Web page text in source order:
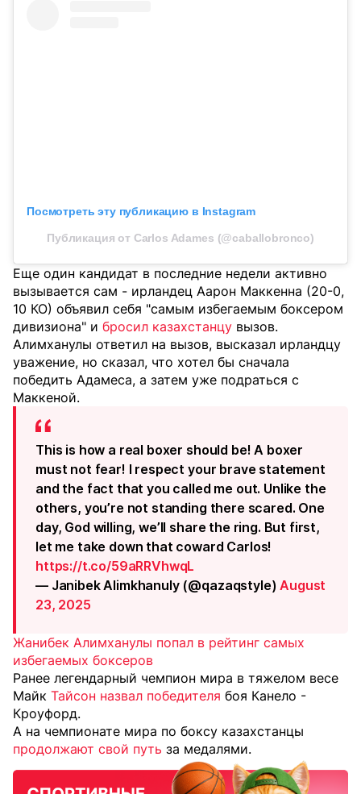
Посмотреть эту публикацию в Instagram
Публикация от Carlos Adames (@caballobronco)
Еще один кандидат в последние недели активно
вызывается сам - ирландец Аарон Маккенна (20-0,
10 КО) объявил себя "самым избегаемым боксером
дивизиона" и бросил казахстанцу вызов.
Алимханулы ответил на вызов, высказал ирландцу
уважение, но сказал, что хотел бы сначала
победить Адамеса, а затем уже подраться с
Маккеной.
This is how a real boxer should be! A boxer
must not fear! I respect your brave statement
and the fact that you called me out. Unlike the
others, you’re not standing there scared. One
day, God willing, we’ll share the ring. But first,
let me take down that coward Carlos!
https://t.co/59aRRVhwqL
— Janibek Alimkhanuly (@qazaqstyle)August
23, 2025
Жанибек Алимханулы попал в рейтинг самых
избегаемых боксеров
Ранее легендарный чемпион мира в тяжелом весе
Майк Тайсон назвал победителя боя Канело -
Кроуфорд.
А на чемпионате мира по боксу казахстанцы
продолжают свой путь за медалями.